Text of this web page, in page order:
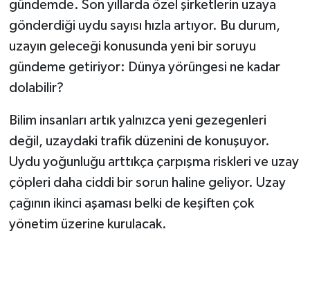
gündemde. Son yıllarda özel şirketlerin uzaya
gönderdiği uydu sayısı hızla artıyor. Bu durum,
uzayın geleceği konusunda yeni bir soruyu
gündeme getiriyor: Dünya yörüngesi ne kadar
dolabilir?
Bilim insanları artık yalnızca yeni gezegenleri
değil, uzaydaki trafik düzenini de konuşuyor.
Uydu yoğunluğu arttıkça çarpışma riskleri ve uzay
çöpleri daha ciddi bir sorun haline geliyor. Uzay
çağının ikinci aşaması belki de keşiften çok
yönetim üzerine kurulacak.